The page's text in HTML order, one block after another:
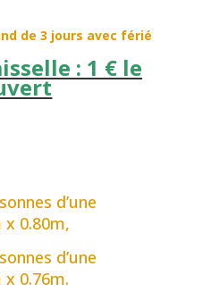
3 jours avec férié
: 1 € le
d’une
x 0.80m,
d’une
0.76m.